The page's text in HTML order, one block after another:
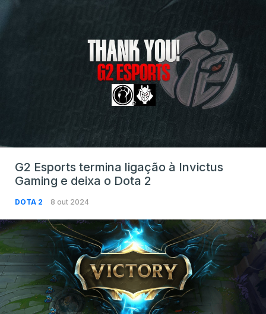
G2 Esports termina ligação à Invictus
Gaming e deixa o Dota 2
DOTA 2 8 out 2024